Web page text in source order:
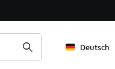
Deutsch